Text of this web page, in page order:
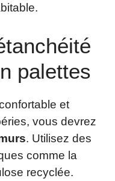
palettes
et
vous devrez
. Utilisez des
comme la
recyclée.